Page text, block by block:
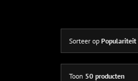
Sorteer op Populariteit
Toon 50 producten